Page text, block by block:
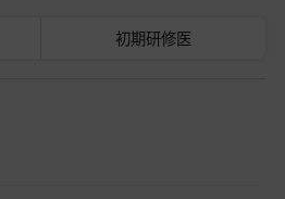
初期研修医